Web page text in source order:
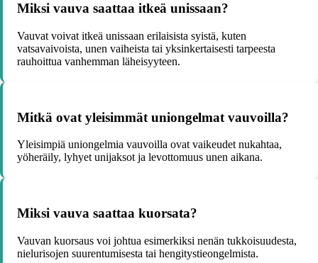
Miksi vauva saattaa itkeä unissaan?
Vauvat voivat itkeä unissaan erilaisista syistä, kuten
vatsavaivoista, unen vaiheista tai yksinkertaisesti tarpeesta
rauhoittua vanhemman läheisyyteen.
Mitkä ovat yleisimmät uniongelmat vauvoilla?
Yleisimpiä uniongelmia vauvoilla ovat vaikeudet nukahtaa,
yöheräily, lyhyet unijaksot ja levottomuus unen aikana.
Miksi vauva saattaa kuorsata?
Vauvan kuorsaus voi johtua esimerkiksi nenän tukkoisuudesta,
nielurisojen suurentumisesta tai hengitystieongelmista.